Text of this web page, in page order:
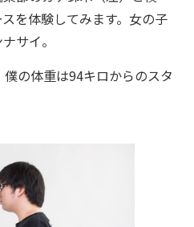
を体験してみます。女の子
サイ。
の体重は94キロからのスタ